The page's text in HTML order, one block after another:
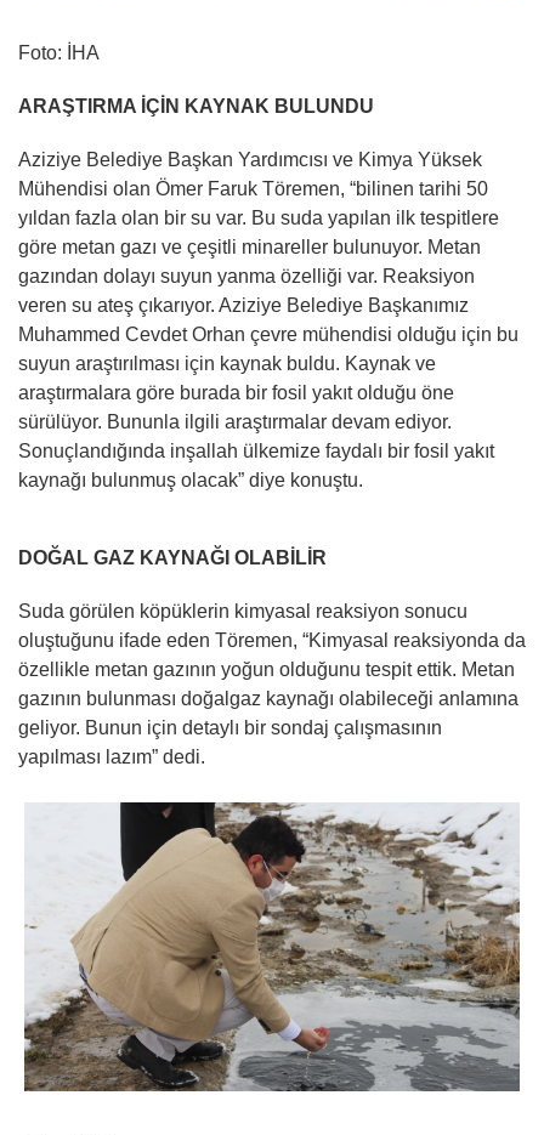
Foto: İHA
ARAŞTIRMA İÇİN KAYNAK BULUNDU
Aziziye Belediye Başkan Yardımcısı ve Kimya Yüksek
Mühendisi olan Ömer Faruk Töremen, “bilinen tarihi 50
yıldan fazla olan bir su var. Bu suda yapılan ilk tespitlere
göre metan gazı ve çeşitli minareller bulunuyor. Metan
gazından dolayı suyun yanma özelliği var. Reaksiyon
veren su ateş çıkarıyor. Aziziye Belediye Başkanımız
Muhammed Cevdet Orhan çevre mühendisi olduğu için bu
suyun araştırılması için kaynak buldu. Kaynak ve
araştırmalara göre burada bir fosil yakıt olduğu öne
sürülüyor. Bununla ilgili araştırmalar devam ediyor.
Sonuçlandığında inşallah ülkemize faydalı bir fosil yakıt
kaynağı bulunmuş olacak” diye konuştu.
DOĞAL GAZ KAYNAĞI OLABİLİR
Suda görülen köpüklerin kimyasal reaksiyon sonucu
oluştuğunu ifade eden Töremen, “Kimyasal reaksiyonda da
özellikle metan gazının yoğun olduğunu tespit ettik. Metan
gazının bulunması doğalgaz kaynağı olabileceği anlamına
geliyor. Bunun için detaylı bir sondaj çalışmasının
yapılması lazım” dedi.